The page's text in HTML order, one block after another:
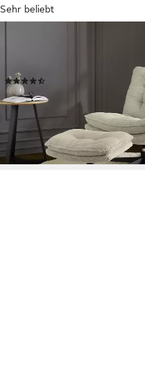
Sehr beliebt
Relaxsessel Kasper, B: 76 cm,
Hocker, 360° Drehfunktion,
249,99 €
-44%
lieferbar - in 2-3 Werktagen bei dir